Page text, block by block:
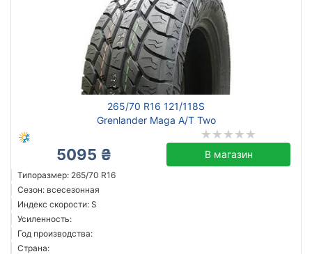
265/70 R16 121/118S
Grenlander Maga A/T Two
5095 ₴ В магазин
Типоразмер: 265/70 R16
Сезон: всесезонная
Индекс скорости: S
Усиленность:
Год производства:
Страна: